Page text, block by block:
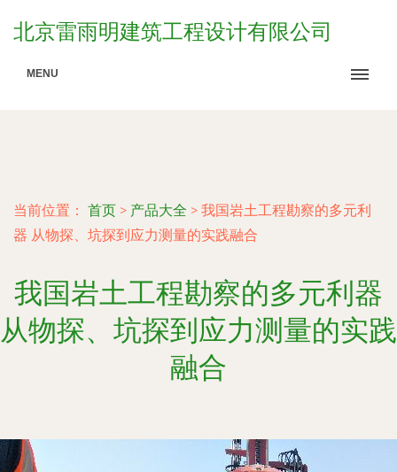
北京雷雨明建筑工程设计有限公司
MENU
当前位置： 首页 > 产品大全 > 我国岩土工程勘察的多元利
器 从物探、坑探到应力测量的实践融合
我国岩土工程勘察的多元利器
从物探、坑探到应力测量的实践
融合